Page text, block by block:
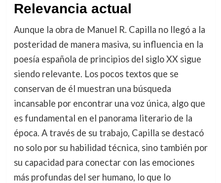
Relevancia actual
Aunque la obra de Manuel R. Capilla no llegó a la
posteridad de manera masiva, su influencia en la
poesía española de principios del siglo XX sigue
siendo relevante. Los pocos textos que se
conservan de él muestran una búsqueda
incansable por encontrar una voz única, algo que
es fundamental en el panorama literario de la
época. A través de su trabajo, Capilla se destacó
no solo por su habilidad técnica, sino también por
su capacidad para conectar con las emociones
más profundas del ser humano, lo que lo